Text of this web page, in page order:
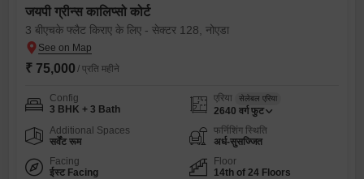
जयपी ग्रीन्स कालिप्सो कोर्ट
3 बीएचके फ्लैट किराए के लिए - सेक्टर 128, नोएडा
₹ 75,000 / प्रति महीने
Config
3 BHK + 3 Bath
एरिया सेलेबल एरिया
2640 वर्ग फुट
Additional Spaces
सर्वेंट रूम
फर्निशिंग स्थिति
अर्ध-सुसज्जित
Facing
ईस्ट Facing
Floor
14th of 24 Floors